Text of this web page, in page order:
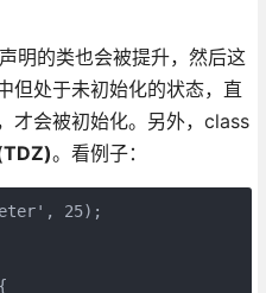
明的类也会被提升，然后这
但处于未初始化的状态，直
才会被初始化。另外，class
。看例子：
25);